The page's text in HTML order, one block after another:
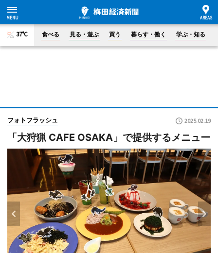
37°C 食べる 見る・遊ぶ 買う 暮らす・働く 学ぶ・知る
フォトフラッシュ 2025.02.19
「大狩猟 CAFE OSAKA」で提供するメニュー